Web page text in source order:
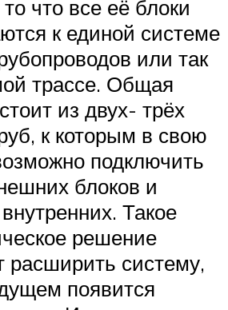
что все её блоки
к единой системе
или так
трассе. Общая
из двух- трёх
к которым в свою
подключить
блоков и
Такое
решение
расширить систему,
появится